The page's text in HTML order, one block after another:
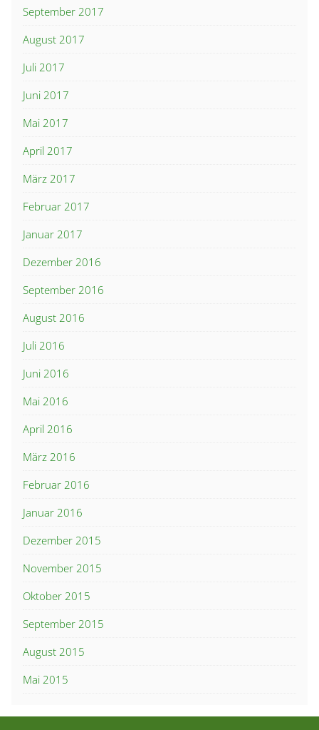
September 2017
August 2017
Juli 2017
Juni 2017
Mai 2017
April 2017
März 2017
Februar 2017
Januar 2017
Dezember 2016
September 2016
August 2016
Juli 2016
Juni 2016
Mai 2016
April 2016
März 2016
Februar 2016
Januar 2016
Dezember 2015
November 2015
Oktober 2015
September 2015
August 2015
Mai 2015